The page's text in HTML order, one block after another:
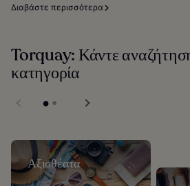
Διαβάστε περισσότερα
Torquay: Κάντε
κατηγορία
Αξιοθέατα